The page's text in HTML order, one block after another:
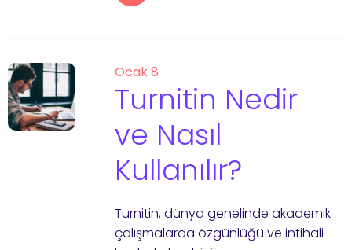
Ocak 8
Turnitin Nedir
ve Nasıl
Kullanılır?
Turnitin, dünya genelinde akademik
çalışmalarda özgünlüğü ve intihali